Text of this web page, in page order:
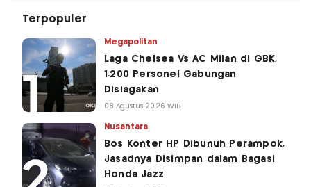
Terpopuler
Megapolitan
Laga Chelsea Vs AC Milan di GBK,
1.200 Personel Gabungan
Disiagakan
08 Agustus 2026 WIB
Nusantara
Bos Konter HP Dibunuh Perampok,
Jasadnya Disimpan dalam Bagasi
Honda Jazz